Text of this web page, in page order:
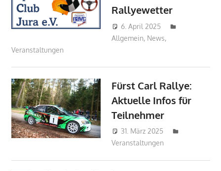
Rallyewetter
6. April 2025
Allgemein, News,
Veranstaltungen
Fürst Carl Rallye:
Aktuelle Infos für
Teilnehmer
31. März 2025
Veranstaltungen